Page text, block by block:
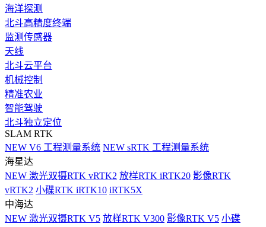
海洋探测
北斗高精度终端
监测传感器
天线
北斗云平台
机械控制
精准农业
智能驾驶
北斗独立定位
SLAM RTK
NEW V6 工程测量系统 NEW sRTK 工程测量系统
海星达
NEW 激光双摄RTK vRTK2 放样RTK iRTK20 影像RTK
vRTK2 小碟RTK iRTK10 iRTK5X
中海达
NEW 激光双摄RTK V5 放样RTK V300 影像RTK V5 小碟